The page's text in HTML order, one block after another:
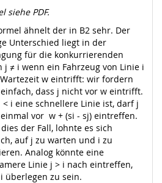
siehe PDF.
ähnelt der in B2 sehr. Der
Unterschied liegt in der
für die konkurrierenden
j ≠ i wenn ein Fahrzeug von Linie i
w eintrifft: wir fordern
dass j nicht vor w eintrifft.
< i eine schnellere Linie ist, darf j
vor w + (si - sj) eintreffen.
der Fall, lohnte es sich
auf j zu warten und i zu
Analog könnte eine
Linie j > i nach eintreffen,
überlegen zu sein.